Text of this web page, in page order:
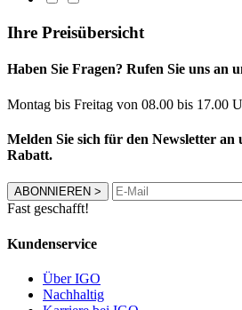
Ihre Preisübersicht
Haben Sie Fragen? Rufen Sie uns an
Montag bis Freitag von 08.00 bis 17.00
Melden Sie sich für den Newsletter an
Rabatt.
ABONNIEREN >
Fast geschafft!
Kundenservice
Über IGO
Nachhaltig